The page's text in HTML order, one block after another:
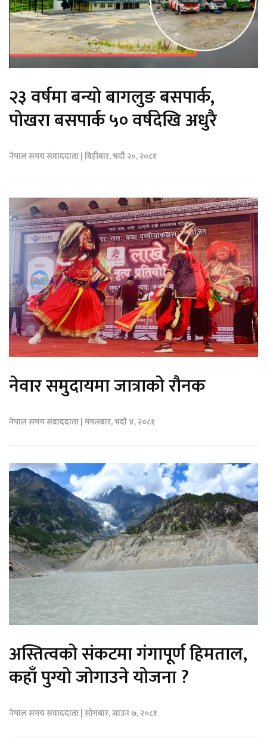
२३ वर्षमा बन्यो बागलुङ बसपार्क,
पोखरा बसपार्क ५० वर्षदेखि अधुरै
नेपाल समय संवाददाता | बिहीबार, भदौ २०, २०८१
नेवार समुदायमा जात्राको रौनक
नेपाल समय संवाददाता | मंगलबार, भदौ ४, २०८१
अस्तित्वको संकटमा गंगापूर्ण हिमताल,
कहाँ पुग्यो जोगाउने योजना ?
नेपाल समय संवाददाता | सोमबार, साउन ७, २०८१